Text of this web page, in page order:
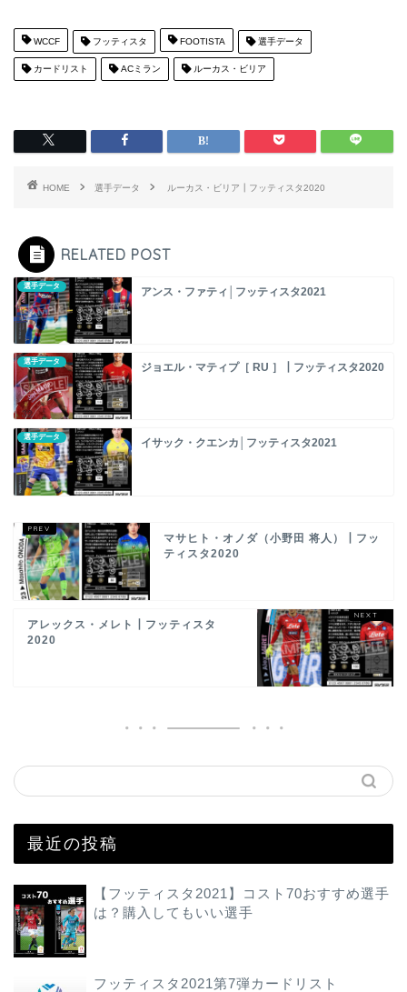
WCCF フッティスタ FOOTISTA 選手データ
カードリスト ACミラン ルーカス・ビリア
HOME 選手データ ルーカス・ビリア┃フッティスタ2020
RELATED POST
選手データ アンス・ファティ│フッティスタ2021
選手データ ジョエル・マティプ［ RU ］┃フッティスタ2020
選手データ イサック・クエンカ│フッティスタ2021
マサヒト・オノダ（小野田 将人）┃フッ
ティスタ2020
アレックス・メレト┃フッティスタ
2020
最近の投稿
【フッティスタ2021】コスト70おすすめ選手
は？購入してもいい選手
フッティスタ2021第7弾カードリスト